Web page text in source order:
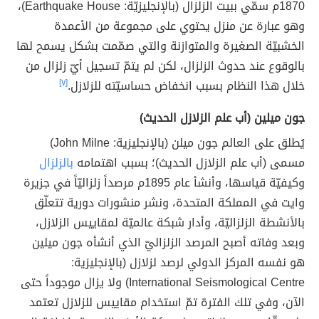
1870م سمّي ببيت الزلزال (بالإنجليزيّة: Earthquake House)،
وهو عبارة عن منزل يحتوي على مجموعة من الأعمدة
الخشبيّة الصغيرة والمتوازنة والتي صمّمت بشكل يسمح لها
بالوقوع عند حدوث الزلزال، لكن لم يتمّ تسجيل أيّ زلزال من
خلال هذا النظام بسبب انخفاض حساسيّته للزلازل.[٧]
جون ميلين (أب علم الزلازل الحديث)
يُطلق على العالم جون ميلن (بالإنجليزية: John Milne)
مسمى (أب علم الزلازل الحديث)؛ بسبب اهتمامه بالزلزال
وكيفيّة قياسها، وأنشأ عام 1895م مرصداً زلزاليّاً في جزيرة
وايت في المملكة المتحدة، ونشر منشورات دورية تتعلّق
بالأنشطة الزلزاليّة، وأدار شبكة عالميّة لمقاييس الزلازل،
وبعد وفاته أصبح المرصد الزلزاليّ الذي أنشأه جون ميلين
هو نفسه المركز الدولي لرصد لزلازل (بالإنجليزية:
International Seismological Centre) ولا يزال موجوداً حتى
الآن، وفي تلك الفترة تمّ استخدام مقاييس للزلازل تعتمد